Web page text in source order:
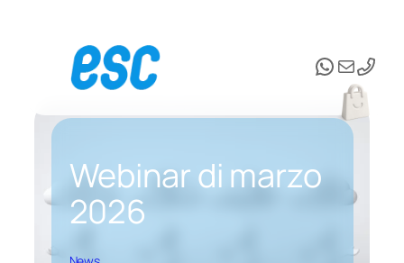
contenuto
Email
Webinar di marzo
2026